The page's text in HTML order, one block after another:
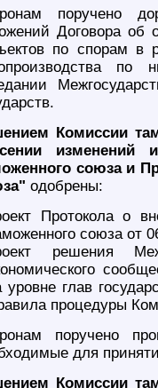
поручено
Договора
по спорам в
Комиссии
союза и
одобрены:
Протокола о
союза от
решения
уровне глав
процедуры
поручено
для
Комиссии